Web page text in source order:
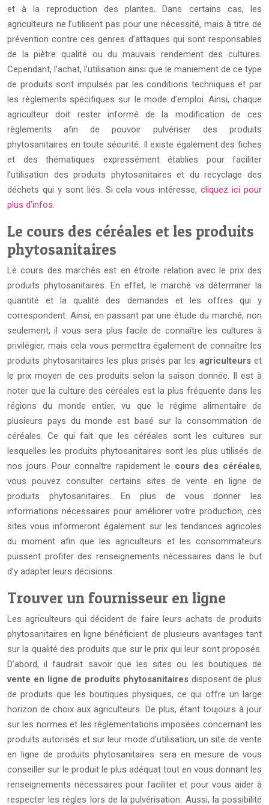
et à la reproduction des plantes. Dans certains cas, les
agriculteurs ne l’utilisent pas pour une nécessité, mais à titre de
prévention contre ces genres d’attaques qui sont responsables
de la piètre qualité ou du mauvais rendement des cultures.
Cependant, l’achat, l’utilisation ainsi que le maniement de ce type
de produits sont impulsés par les conditions techniques et par
les règlements spécifiques sur le mode d’emploi. Ainsi, chaque
agriculteur doit rester informé de la modification de ces
règlements afin de pouvoir pulvériser des produits
phytosanitaires en toute sécurité. Il existe également des fiches
et des thématiques expressément établies pour faciliter
l’utilisation des produits phytosanitaires et du recyclage des
déchets qui y sont liés. Si cela vous intéresse,cliquez ici pour
plus d’infos.
Le cours des céréales et les produits
phytosanitaires
Le cours des marchés est en étroite relation avec le prix des
produits phytosanitaires. En effet, le marché va déterminer la
quantité et la qualité des demandes et les offres qui y
correspondent. Ainsi, en passant par une étude du marché, non
seulement, il vous sera plus facile de connaître les cultures à
privilégier, mais cela vous permettra également de connaître les
produits phytosanitaires les plus prisés par les agriculteurset
le prix moyen de ces produits selon la saison donnée. Il est à
noter que la culture des céréales est la plus fréquente dans les
régions du monde entier, vu que le régime alimentaire de
plusieurs pays du monde est basé sur la consommation de
céréales. Ce qui fait que les céréales sont les cultures sur
lesquelles les produits phytosanitaires sont les plus utilisés de
nos jours. Pour connaître rapidement le cours des céréales,
vous pouvez consulter certains sites de vente en ligne de
produits phytosanitaires. En plus de vous donner les
informations nécessaires pour améliorer votre production, ces
sites vous informeront également sur les tendances agricoles
du moment afin que les agriculteurs et les consommateurs
puissent profiter des renseignements nécessaires dans le but
d’y adapter leurs décisions.
Trouver un fournisseur en ligne
Les agriculteurs qui décident de faire leurs achats de produits
phytosanitaires en ligne bénéficient de plusieurs avantages tant
sur la qualité des produits que sur le prix qui leur sont proposés.
D’abord, il faudrait savoir que les sites ou les boutiques de
vente en ligne de produits phytosanitairesdisposent de plus
de produits que les boutiques physiques, ce qui offre un large
horizon de choix aux agriculteurs. De plus, étant toujours à jour
sur les normes et les réglementations imposées concernant les
produits autorisés et sur leur mode d’utilisation, un site de vente
en ligne de produits phytosanitaires sera en mesure de vous
conseiller sur le produit le plus adéquat tout en vous donnant les
renseignements nécessaires pour faciliter et pour vous aider à
respecter les règles lors de la pulvérisation. Aussi, la possibilité